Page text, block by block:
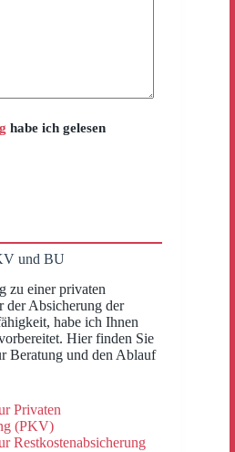
habe ich gelesen
und BU
zu einer privaten
der Absicherung der
habe ich Ihnen
Hier finden Sie
Beratung und den Ablauf
Privaten
(PKV)
Restkostenabsicherung